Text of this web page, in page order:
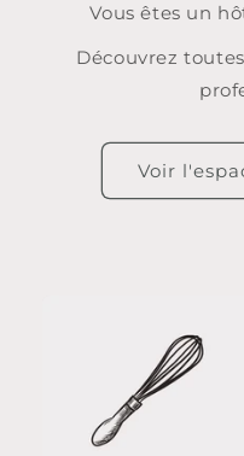
Vous êtes un
Découvrez
Voir